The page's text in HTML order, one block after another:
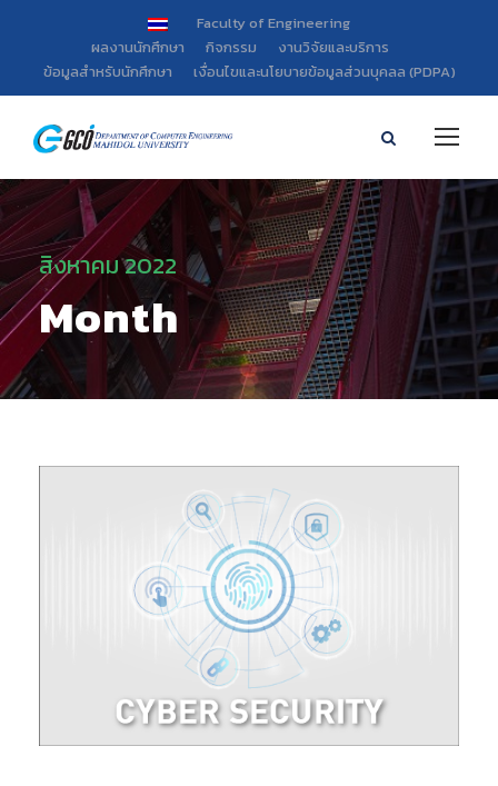
Faculty of Engineering
ผลงานนักศึกษา
กิจกรรม
งานวิจัยและบริการ
ข้อมูลสำหรับนักศึกษา
เงื่อนไขและนโยบายข้อมูลส่วนบุคลล (PDPA)
สิงหาคม 2022
Month